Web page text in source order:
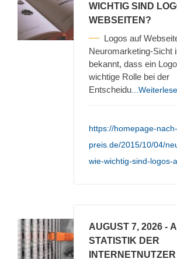
WICHTIG SIND
WEBSEITEN?
Logos auf
Neuromarketing-Sicht
bekannt, dass ein
wichtige Rolle bei der
Entscheidu
https://homepage-nach-
preis.de/2015/10/04/
wie-wichtig-sind-logos-
AUGUST 7, 2026 -
STATISTIK DER
INTERNETNUTZER